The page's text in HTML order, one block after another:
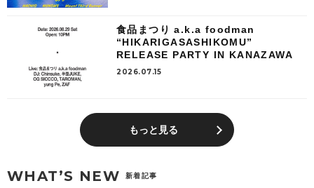
食品まつり a.k.a foodman
“HIKARIGASASHIKOMU”
RELEASE PARTY IN KANAZAWA
2026.07.15
もっと見る
WHAT’S NEW 新着記事